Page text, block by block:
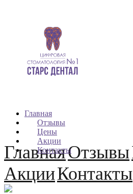
Главная
Отзывы
Цены
Акции
Контакты
ГлавнаяОтзывы
АкцииКонтакты